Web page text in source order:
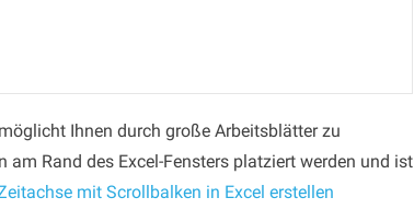
Ihnen durch große Arbeitsblätter zu
Rand des Excel-Fensters platziert werden und ist
mit Scrollbalken in Excel erstellen